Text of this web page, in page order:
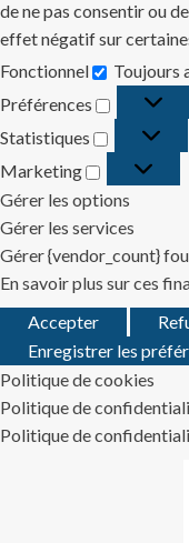
de ne pas consentir ou
effet négatif sur
Fonctionnel
Toujours
Préférences
Statistiques
Marketing
Marketing
Gérer les options
Gérer les services
Gérer {vendor_count}
En savoir plus sur ces
Accepter
Enregistrer les
Politique de cookies
Politique de
Politique de